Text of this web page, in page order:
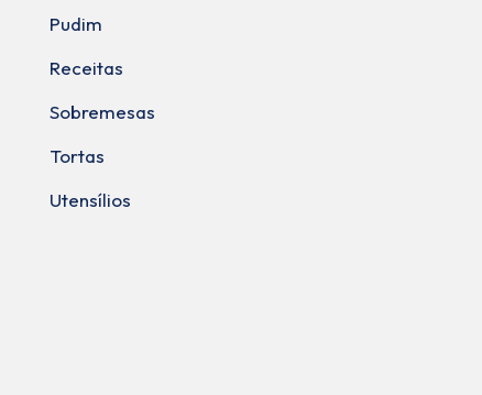
Pudim
Receitas
Sobremesas
Tortas
Utensílios